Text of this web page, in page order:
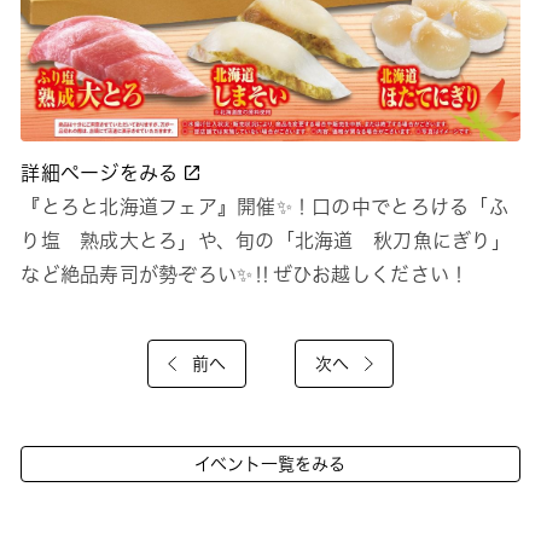
詳細ページをみる
『とろと北海道フェア』開催✨！口の中でとろける「ふ
り塩 熟成大とろ」や、旬の「北海道 秋刀魚にぎり」
など絶品寿司が勢ぞろい✨‼ぜひお越しください！
前へ 次へ
イベント一覧をみる